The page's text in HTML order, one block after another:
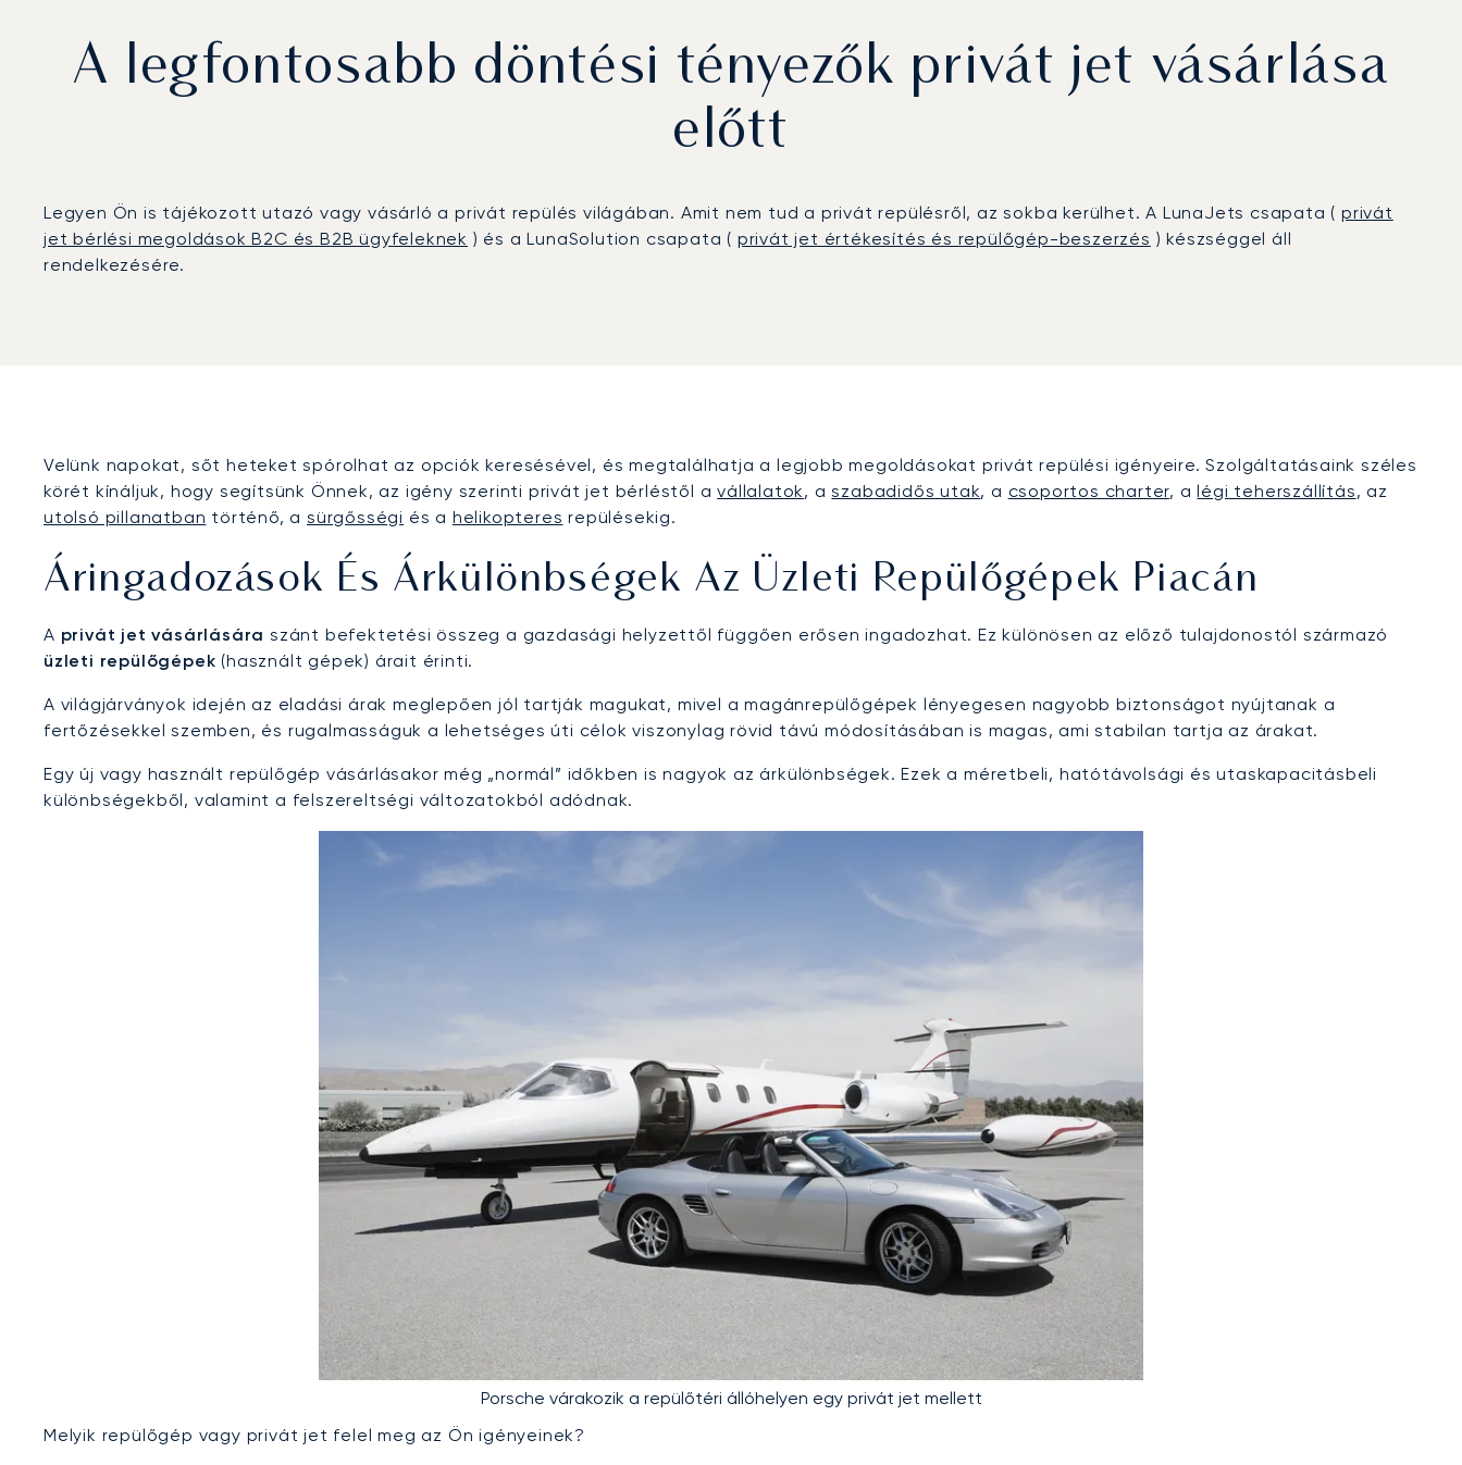
A legfontosabb döntési tényezők privát jet vásárlása
előtt
Legyen Ön is tájékozott utazó vagy vásárló a privát repülés világában. Amit nem tud a privát repülésről, az sokba kerülhet. A LunaJets csapata ( privát
jet bérlési megoldások B2C és B2B ügyfeleknek ) és a LunaSolution csapata ( privát jet értékesítés és repülőgép-beszerzés ) készséggel áll
rendelkezésére.
Velünk napokat, sőt heteket spórolhat az opciók keresésével, és megtalálhatja a legjobb megoldásokat privát repülési igényeire. Szolgáltatásaink széles
körét kínáljuk, hogy segítsünk Önnek, az igény szerinti privát jet bérléstől avállalatok, aszabadidős utak, a csoportos charter, a légi teherszállítás, az
utolsó pillanatban történő, asürgősségi és a helikopteres repülésekig.
Áringadozások És Árkülönbségek Az Üzleti Repülőgépek Piacán
A privát jet vásárlására szánt befektetési összeg a gazdasági helyzettől függően erősen ingadozhat. Ez különösen az előző tulajdonostól származó
üzleti repülőgépek (használt gépek) árait érinti.
A világjárványok idején az eladási árak meglepően jól tartják magukat, mivel a magánrepülőgépek lényegesen nagyobb biztonságot nyújtanak a
fertőzésekkel szemben, és rugalmasságuk a lehetséges úti célok viszonylag rövid távú módosításában is magas, ami stabilan tartja az árakat.
Egy új vagy használt repülőgép vásárlásakor még „normál” időkben is nagyok az árkülönbségek. Ezek a méretbeli, hatótávolsági és utaskapacitásbeli
különbségekből, valamint a felszereltségi változatokból adódnak.
Porsche várakozik a repülőtéri állóhelyen egy privát jet mellett
Melyik repülőgép vagy privát jet felel meg az Ön igényeinek?